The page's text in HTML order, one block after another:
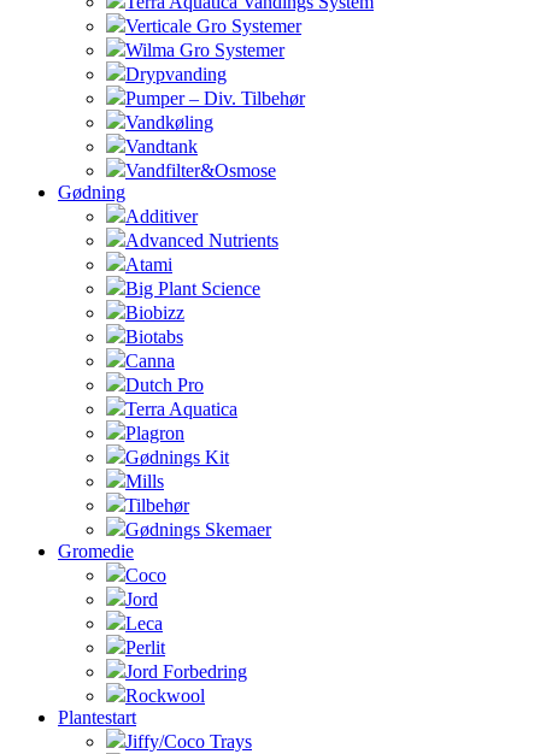
Verticale Gro Systemer
Wilma Gro Systemer
Drypvanding
Pumper – Div. Tilbehør
Vandkøling
Vandtank
Vandfilter&Osmose
Gødning
Additiver
Advanced Nutrients
Atami
Big Plant Science
Biobizz
Biotabs
Canna
Dutch Pro
Terra Aquatica
Plagron
Gødnings Kit
Mills
Tilbehør
Gødnings Skemaer
Gromedie
Coco
Jord
Leca
Perlit
Jord Forbedring
Rockwool
Plantestart
Jiffy/Coco Trays